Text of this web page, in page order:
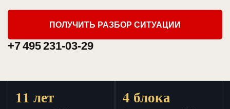
ПОЛУЧИТЬ РАЗБОР СИТУАЦИИ
+7 495 231-03-29
11 лет 4 блока